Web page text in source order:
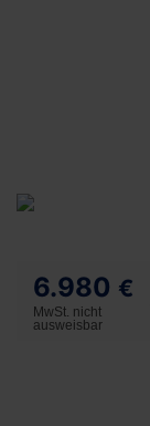
6.980 €
MwSt. nicht
ausweisbar